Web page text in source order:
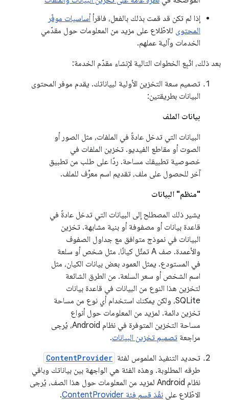
إذا لم تكن قد قمت بذلك بالفعل، فاقرأ أساسيات موفّر
المحتوى للاطّلاع على مزيد من المعلومات حول مقدّمي
الخدمات وآلية عملهم.
بعد ذلك، اتّبِع الخطوات التالية لإنشاء مقدّم الخدمة:
تصميم سعة التخزين الأولية لبياناتك. يقدم موفر المحتوى
البيانات بطريقتين:
بيانات الملف
البيانات التي تدخل عادةً في الملفات، مثل الصور أو
الصوت أو مقاطع الفيديو. تخزين الملفات في
خصوصية تطبيقك مساحة. ردًا على طلب من تطبيق
آخر للحصول على ملف، تقديم اسم معرِّف للملف.
"منظم" البيانات
يشير ذلك المصطلح إلى البيانات التي تدخل عادةً في
قاعدة بيانات أو مصفوفة أو بنية مشابهة. تخزين
البيانات في نموذج متوافق مع جداول الصفوف
والأعمدة. صف A تمثّل كيانًا، مثل شخص أو سلعة
في المستودع. يمثل العمود بعض بيانات الكيان، مثل
اسم الشخص أو سعر السلعة. من الطرق الشائعة
لتخزين هذا النوع من البيانات في قاعدة بيانات
SQLite، ولكن يمكنك استخدام أي نوع من مساحة
تخزين دائمة. لمزيد من المعلومات حول أنواع
مساحة التخزين المتوفرة في نظام Android، يُرجى
مراجعة تصميم تخزين البيانات.
تحديد التنفيذ الملموس لفئة ContentProvider
طرقه المطلوبة. وهذه الفئة هي الواجهة بين بياناتك وباقي
نظام Android لمزيد من المعلومات حول هذا الصف، يُرجى
الاطّلاع على نفّذ قسم فئة ContentProvider
.